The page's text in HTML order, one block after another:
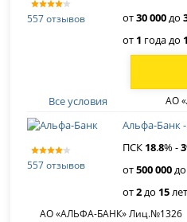
557 отзывов
от30 000до
от 1 года до
Все условия АО
557 отзывов
Альфа-Банк
ПСК 18.8% -
от500 000
от2до 15лет
АО «АЛЬФА-БАНК» Лиц.№1326